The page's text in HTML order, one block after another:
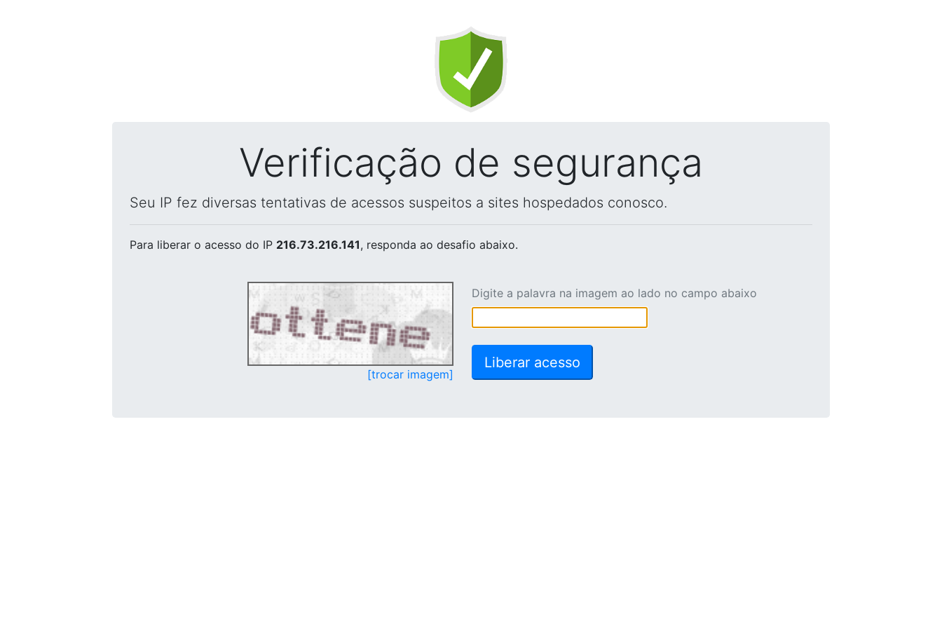
Verificação de segurança
Seu IP fez diversas tentativas de acessos suspeitos a sites hospedados conosco.
Para liberar o acesso do IP 216.73.216.141, responda ao desafio abaixo.
[trocar imagem]
Digite a palavra na imagem ao lado no campo abaixo